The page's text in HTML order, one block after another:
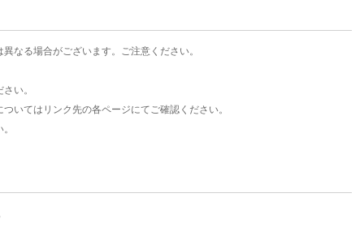
なる場合がございます。ご注意ください。
い。
いてはリンク先の各ページにてご確認ください。